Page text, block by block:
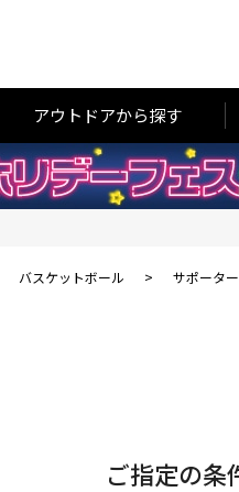
アウトドアから探す
バスケットボール > サポータ
ご指定の条